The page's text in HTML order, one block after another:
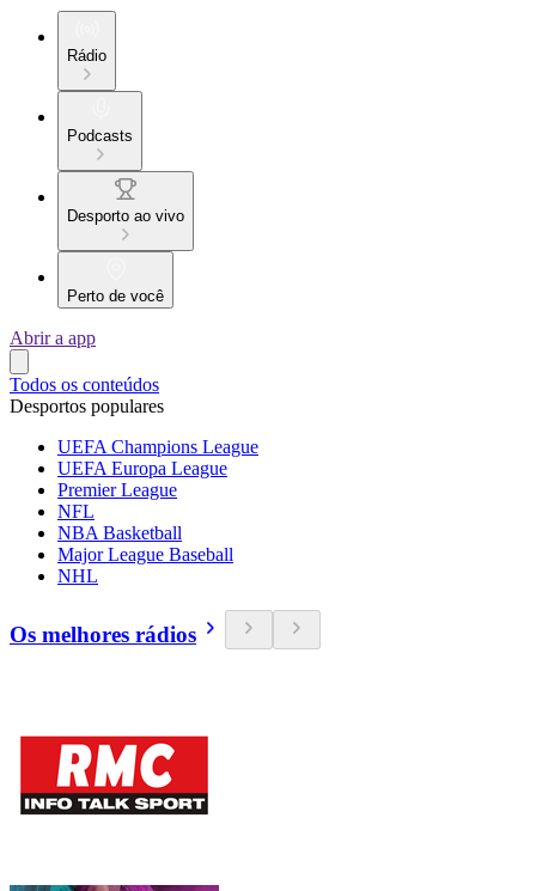
Rádio
Podcasts
Desporto ao vivo
Perto de você
Abrir a app
Todos os conteúdos
Desportos populares
UEFA Champions League
UEFA Europa League
Premier League
NFL
NBA Basketball
Major League Baseball
NHL
Os melhores rádios